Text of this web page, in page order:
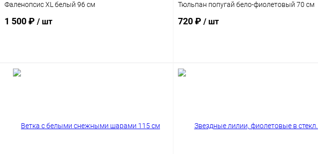
Фаленопсис XL белый 96 см
1 500 ₽ / шт
В корзину
Тюльпан попугай бело-фиолетовый 70 см
720 ₽ / шт
В корзину